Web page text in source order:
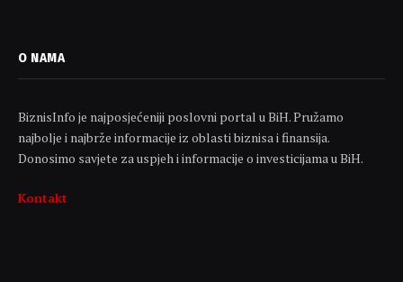
O NAMA
BiznisInfo je najposjećeniji poslovni portal u BiH. Pružamo
najbolje i najbrže informacije iz oblasti biznisa i finansija.
Donosimo savjete za uspjeh i informacije o investicijama u BiH.
Kontakt